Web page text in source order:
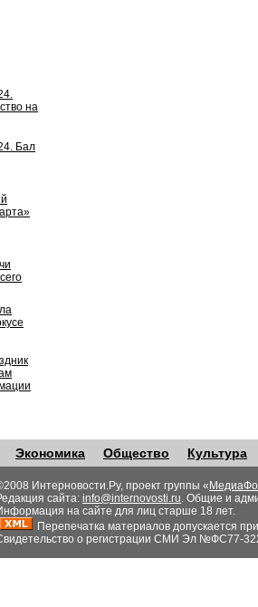
на
Бал
Экономика Общество Культура
Интерновости.Ру, проект группы «
сайта: info@internovosti.ru. Общие и
на сайте для лиц старше 18 лет.
Перепечатка материалов допускается
о регистрации СМИ Эл №ФС77-